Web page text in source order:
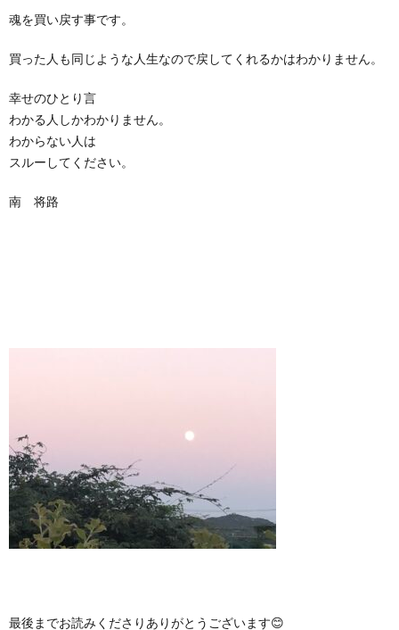
魂を買い戻す事です。
買った人も同じような人生なので戻してくれるかはわかりません。
幸せのひとり言
わかる人しかわかりません。
わからない人は
スルーしてください。
南 将路
最後までお読みくださりありがとうございます😊